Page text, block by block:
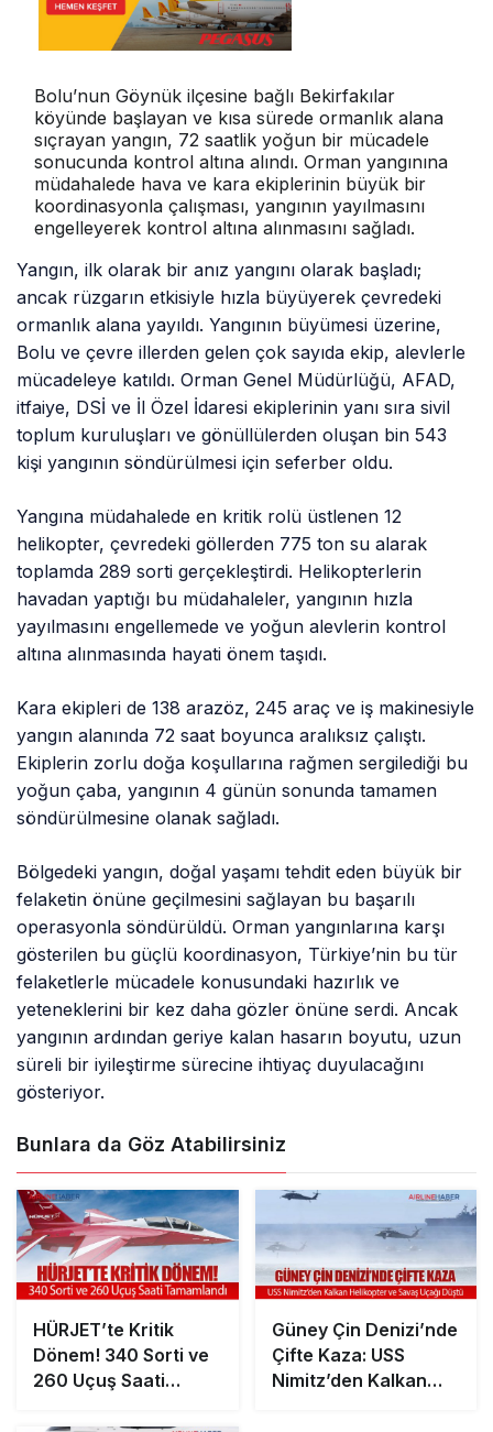
Bolu’nun Göynük ilçesine bağlı Bekirfakılar
köyünde başlayan ve kısa sürede ormanlık alana
sıçrayan yangın, 72 saatlik yoğun bir mücadele
sonucunda kontrol altına alındı. Orman yangınına
müdahalede hava ve kara ekiplerinin büyük bir
koordinasyonla çalışması, yangının yayılmasını
engelleyerek kontrol altına alınmasını sağladı.
Yangın, ilk olarak bir anız yangını olarak başladı;
ancak rüzgarın etkisiyle hızla büyüyerek çevredeki
ormanlık alana yayıldı. Yangının büyümesi üzerine,
Bolu ve çevre illerden gelen çok sayıda ekip, alevlerle
mücadeleye katıldı. Orman Genel Müdürlüğü, AFAD,
itfaiye, DSİ ve İl Özel İdaresi ekiplerinin yanı sıra sivil
toplum kuruluşları ve gönüllülerden oluşan bin 543
kişi yangının söndürülmesi için seferber oldu.
Yangına müdahalede en kritik rolü üstlenen 12
helikopter, çevredeki göllerden 775 ton su alarak
toplamda 289 sorti gerçekleştirdi. Helikopterlerin
havadan yaptığı bu müdahaleler, yangının hızla
yayılmasını engellemede ve yoğun alevlerin kontrol
altına alınmasında hayati önem taşıdı.
Kara ekipleri de 138 arazöz, 245 araç ve iş makinesiyle
yangın alanında 72 saat boyunca aralıksız çalıştı.
Ekiplerin zorlu doğa koşullarına rağmen sergilediği bu
yoğun çaba, yangının 4 günün sonunda tamamen
söndürülmesine olanak sağladı.
Bölgedeki yangın, doğal yaşamı tehdit eden büyük bir
felaketin önüne geçilmesini sağlayan bu başarılı
operasyonla söndürüldü. Orman yangınlarına karşı
gösterilen bu güçlü koordinasyon, Türkiye’nin bu tür
felaketlerle mücadele konusundaki hazırlık ve
yeteneklerini bir kez daha gözler önüne serdi. Ancak
yangının ardından geriye kalan hasarın boyutu, uzun
süreli bir iyileştirme sürecine ihtiyaç duyulacağını
gösteriyor.
Bunlara da Göz Atabilirsiniz
HÜRJET’te Kritik
Dönem! 340 Sorti ve
260 Uçuş Saati
Güney Çin Denizi’nde
Çifte Kaza: USS
Nimitz’den Kalkan